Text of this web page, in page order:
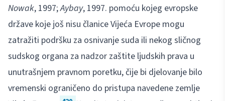
Nowak, 1997;Aybay, 1997. pomoću kojeg evropske
države koje još nisu članice Vijeća Evrope mogu
zatražiti podršku za osnivanje suda ili nekog sličnog
sudskog organa za nadzor zaštite ljudskih prava u
unutrašnjem pravnom poretku, čije bi djelovanje bilo
vremenski ograničeno do pristupa navedene zemlje